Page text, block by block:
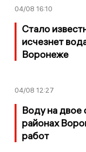
04/08 16:10
Стало
исчезнет
Воронеже
04/08 12:27
Воду на двое
районах
работ